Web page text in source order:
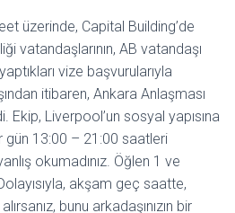
üzerinde, Capital Building’de
vatandaşlarının, AB vatandaşı
vize başvurularıyla
itibaren, Ankara Anlaşması
Ekip, Liverpool’un sosyal yapısına
gün 13:00 – 21:00 saatleri
okumadınız. Öğlen 1 ve
akşam geç saatte,
bunu arkadaşınızın bir